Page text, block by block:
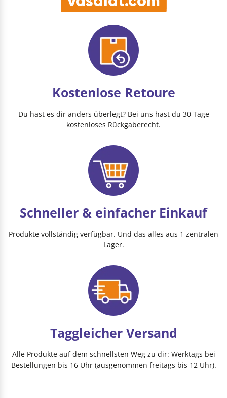
Kostenlose Retoure
Du hast es dir anders überlegt? Bei uns hast du 30 Tage
kostenloses Rückgaberecht.
Schneller & einfacher Einkauf
Produkte vollständig verfügbar. Und das alles aus 1 zentralen
Lager.
Taggleicher Versand
Alle Produkte auf dem schnellsten Weg zu dir: Werktags bei
Bestellungen bis 16 Uhr (ausgenommen freitags bis 12 Uhr).